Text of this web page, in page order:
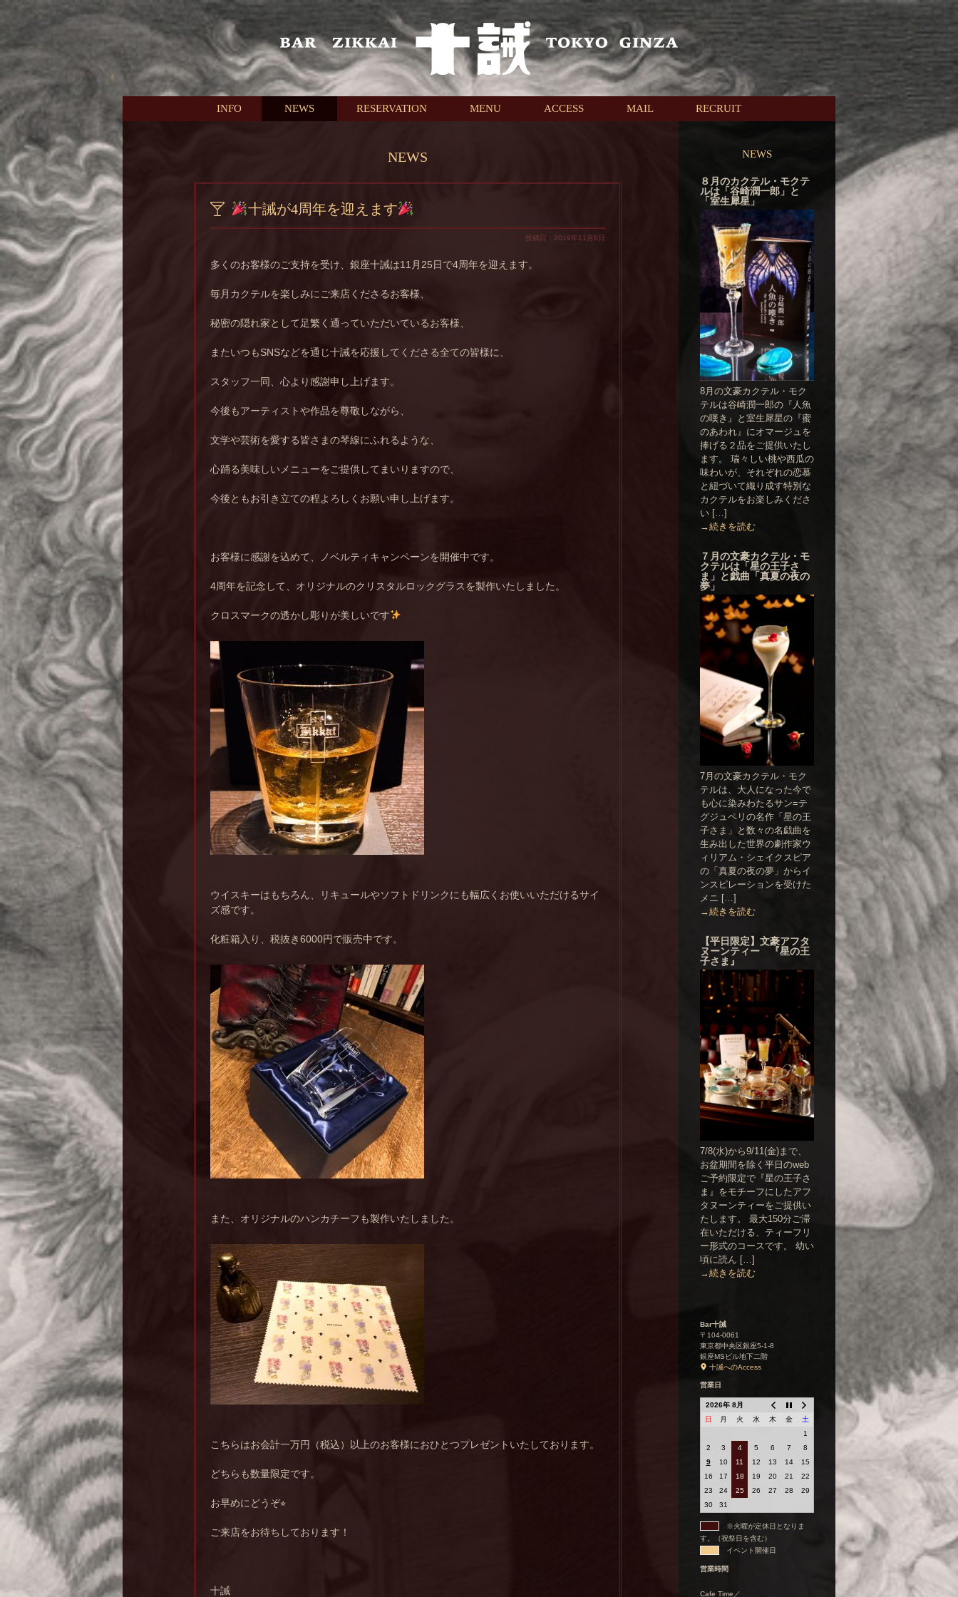
本文へスキップ
INFO NEWS RESERVATION MENU ACCESS MAIL RECRUIT
NEWS
十誡が4周年を迎えます
投稿日：2019年11月6日
多くのお客様のご支持を受け、銀座十誡は11月25日で4周年を迎えます。
毎月カクテルを楽しみにご来店くださるお客様、
秘密の隠れ家として足繁く通っていただいているお客様、
またいつもSNSなどを通じ十誡を応援してくださる全ての皆様に、
スタッフ一同、心より感謝申し上げます。
今後もアーティストや作品を尊敬しながら、
文学や芸術を愛する皆さまの琴線にふれるような、
心踊る美味しいメニューをご提供してまいりますので、
今後ともお引き立ての程よろしくお願い申し上げます。
お客様に感謝を込めて、ノベルティキャンペーンを開催中です。
4周年を記念して、オリジナルのクリスタルロックグラスを製作いたしました。
クロスマークの透かし彫りが美しいです
ウイスキーはもちろん、リキュールやソフトドリンクにも幅広くお使いいただけるサイ
ズ感です。
化粧箱入り、税抜き6000円で販売中です。
また、オリジナルのハンカチーフも製作いたしました。
こちらはお会計一万円（税込）以上のお客様におひとつプレゼントいたしております。
どちらも数量限定です。
お早めにどうぞ⭐︎
ご来店をお待ちしております！
十誡
NEWS
８月のカクテル・モクテ
ルは「谷崎潤一郎」と
「室生犀星」
8月の文豪カクテル・モク
テルは谷崎潤一郎の『人魚
の嘆き』と室生犀星の『蜜
のあわれ』にオマージュを
捧げる２品をご提供いたし
ます。 瑞々しい桃や西瓜の
味わいが、それぞれの恋慕
と紐づいて織り成す特別な
カクテルをお楽しみくださ
い […]
→続きを読む
７月の文豪カクテル・モ
クテルは「星の王子さ
ま」と戯曲「真夏の夜の
夢」
7月の文豪カクテル・モク
テルは、大人になった今で
も心に染みわたるサン=テ
グジュペリの名作「星の王
子さま」と数々の名戯曲を
生み出した世界の劇作家ウ
ィリアム・シェイクスピア
の「真夏の夜の夢」からイ
ンスピレーションを受けた
メニ […]
→続きを読む
【平日限定】文豪アフタ
ヌーンティー 『星の王
子さま』
7/8(水)から9/11(金)まで、
お盆期間を除く平日のweb
ご予約限定で『星の王子さ
ま』をモチーフにしたアフ
タヌーンティーをご提供い
たします。 最大150分ご滞
在いただける、ティーフリ
ー形式のコースです。 幼い
頃に読ん […]
→続きを読む
Bar十誡
〒104-0061
東京都中央区銀座5-1-8
銀座MSビル地下二階
十誡へのAccess
営業日
2026年 8月
日
月 火 水 木 金
土
1
2
3 4 5 6 7
8
9
10 11 12 13 14
15
16
17 18 19 20 21
22
23
24 25 26 27 28
29
30
31
※火曜が定休日となりま
す。（祝祭日を含む）
イベント開催日
営業時間
Cafe Time／